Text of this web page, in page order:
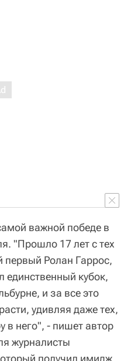
важной победе в
"Прошло 17 лет с тех
первый Ролан Гаррос,
единственный кубок,
и за все это
удивляя даже тех,
в него", - пишет автор
журналисты
получил имидж